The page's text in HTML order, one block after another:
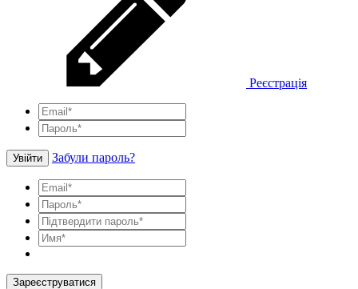
Реєстрація
Увійти Забули пароль?
Зареєструватися